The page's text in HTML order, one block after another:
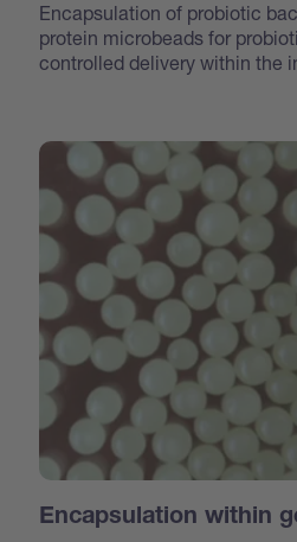
Encapsulation of probiotic
protein microbeads for
controlled delivery within the
Encapsulation within